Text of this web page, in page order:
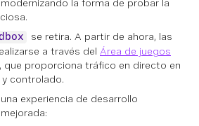
la forma de probar la
se retira. A partir de ahora, las
a través del Área de juegos
, que proporciona tráfico en directo en
controlado.
experiencia de desarrollo